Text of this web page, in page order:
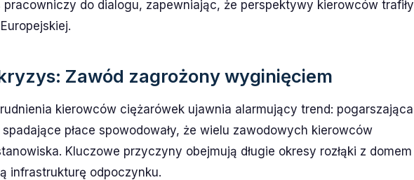
pracowniczy do dialogu, zapewniając, że perspektywy kierowców trafiły
Zawód zagrożony wyginięciem
kierowców ciężarówek ujawnia alarmujący trend: pogarszająca
płace spowodowały, że wielu zawodowych kierowców
Kluczowe przyczyny obejmują długie okresy rozłąki z domem
infrastrukturę odpoczynku.